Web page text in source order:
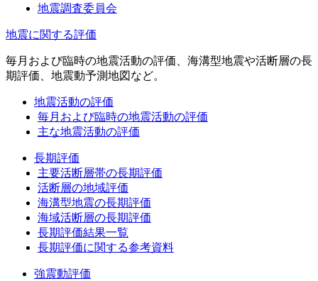
地震調査委員会
地震に関する評価
毎月および臨時の地震活動の評価、海溝型地震や活断層の長
期評価、地震動予測地図など。
地震活動の評価
毎月および臨時の地震活動の評価
主な地震活動の評価
長期評価
主要活断層帯の長期評価
活断層の地域評価
海溝型地震の長期評価
海域活断層の長期評価
長期評価結果一覧
長期評価に関する参考資料
強震動評価